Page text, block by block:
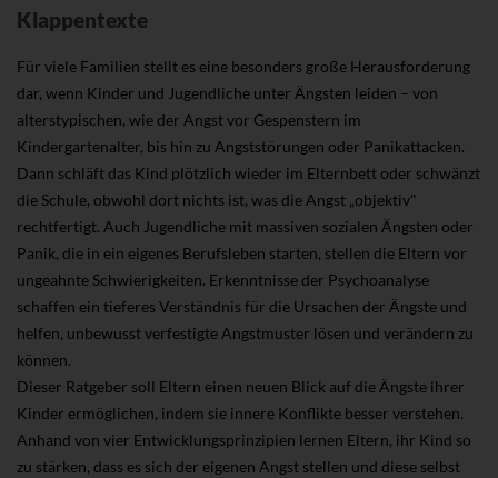
Klappentexte
Für viele Familien stellt es eine besonders große Herausforderung
dar, wenn Kinder und Jugendliche unter Ängsten leiden – von
alterstypischen, wie der Angst vor Gespenstern im
Kindergartenalter, bis hin zu Angststörungen oder Panikattacken.
Dann schläft das Kind plötzlich wieder im Elternbett oder schwänzt
die Schule, obwohl dort nichts ist, was die Angst „objektiv"
rechtfertigt. Auch Jugendliche mit massiven sozialen Ängsten oder
Panik, die in ein eigenes Berufsleben starten, stellen die Eltern vor
ungeahnte Schwierigkeiten. Erkenntnisse der Psychoanalyse
schaffen ein tieferes Verständnis für die Ursachen der Ängste und
helfen, unbewusst verfestigte Angstmuster lösen und verändern zu
können.
Dieser Ratgeber soll Eltern einen neuen Blick auf die Ängste ihrer
Kinder ermöglichen, indem sie innere Konflikte besser verstehen.
Anhand von vier Entwicklungsprinzipien lernen Eltern, ihr Kind so
zu stärken, dass es sich der eigenen Angst stellen und diese selbst